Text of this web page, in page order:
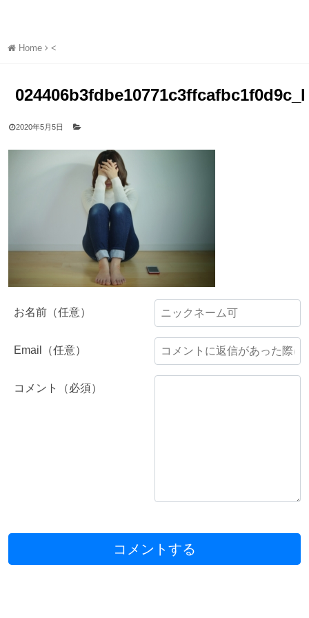
Home <
024406b3fdbe10771c3ffcafbc1f0d9c_l
2020年5月5日
コメント（必須）
お名前（任意）
Email（任意）